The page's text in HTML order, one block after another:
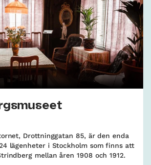
Drottninggatan 85, är den enda
lägenheter i Stockholm som finns att
mellan åren 1908 och 1912.